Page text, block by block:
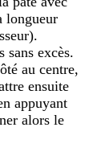
longueur
excès.
au centre,
ensuite
appuyant
alors le